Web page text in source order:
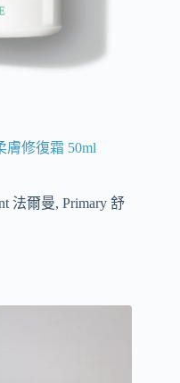
膚修復霜 50ml
法爾曼, Primary 舒